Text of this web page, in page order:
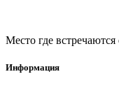
Место где встречаются
Информация